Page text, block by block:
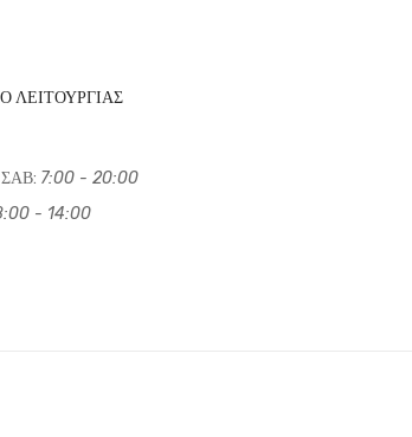
ΛΕΙΤΟΥΡΓΊΑΣ
7:00 - 20:00
- 14:00